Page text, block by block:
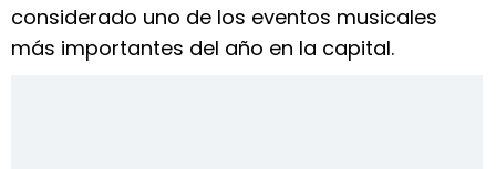
considerado uno de los eventos musicales
más importantes del año en la capital.